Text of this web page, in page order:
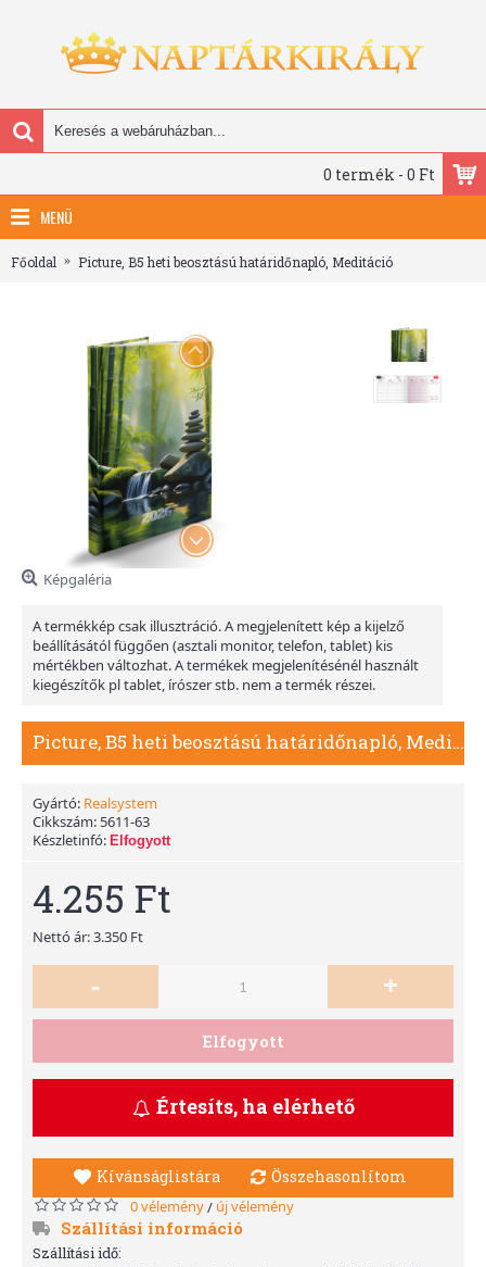
0 termék - 0 Ft
MENÜ
Főoldal Picture, B5 heti beosztású határidőnapló, Meditáció
Képgaléria
A termékkép csak illusztráció. A megjelenített kép a kijelző
beállításától függően (asztali monitor, telefon, tablet) kis
mértékben változhat. A termékek megjelenítésénél használt
kiegészítők pl tablet, írószer stb. nem a termék részei.
Picture, B5 heti beosztású határidőnapló, Meditáció
Gyártó: Realsystem
Cikkszám: 5611-63
Készletinfó: Elfogyott
4.255 Ft
Nettó ár: 3.350 Ft
- +
Elfogyott
Értesíts, ha elérhető
Kívánságlistára Összehasonlítom
0 vélemény/ új vélemény
Szállítási információ
Szállítási idő: